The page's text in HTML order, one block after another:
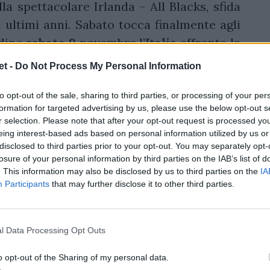
- Do Not Process My Personal Information
opt-out of the sale, sharing to third parties, or processing of your
for targeted advertising by us, please use the below opt-out
selection. Please note that after your opt-out request is processed
interest-based ads based on personal information utilized by us
to third parties prior to your opt-out. You may separately
of your personal information by third parties on the IAB’s list of
This information may also be disclosed by us to third parties on the
Participants that may further disclose it to other third parties.
Data Processing Opt Outs
opt-out of the Sharing of my personal data.
spettacolare Irlanda - All Blacks, sfida
anni. Sabato tocca finalmente agli
sabato 9novembre l’Italiaaffronta la
reduci dal quarto posto ai Mondiali del
e Australia nel recente “Rugby
- Australia da Twickenham e
in campo per la prima volta in questo
Tutti i match in diretta su Sky Sport.
e buona visione!